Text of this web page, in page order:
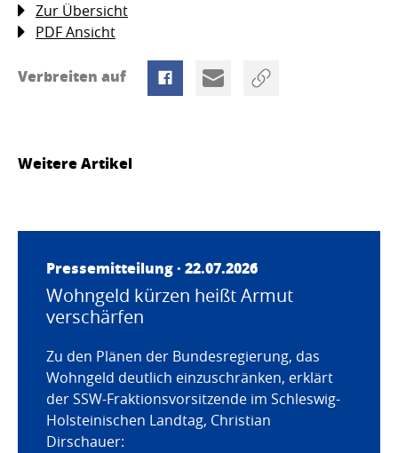
Zur Übersicht
PDF Ansicht
Verbreiten auf
Weitere Artikel
Pressemitteilung · 22.07.2026
Wohngeld kürzen heißt Armut
verschärfen
Zu den Plänen der Bundesregierung, das
Wohngeld deutlich einzuschränken, erklärt
der SSW-Fraktionsvorsitzende im Schleswig-
Holsteinischen Landtag, Christian
Dirschauer: